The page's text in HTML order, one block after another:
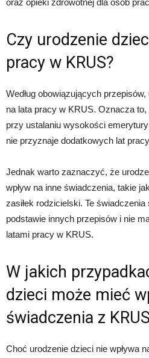
oraz opieki zdrowotnej dla osób
Czy urodzenie
pracy w KRUS?
Według obowiązujących
na lata pracy w KRUS. Oznacza
przy ustalaniu wysokości
nie przyznaje dodatkowych lat
Jednak warto zaznaczyć, że
wpływ na inne świadczenia, takie
zasiłek rodzicielski. Te
podstawie innych przepisów i nie
latami pracy w KRUS.
W jakich
dzieci może mieć
świadczenia z
Choć urodzenie dzieci nie wpływa